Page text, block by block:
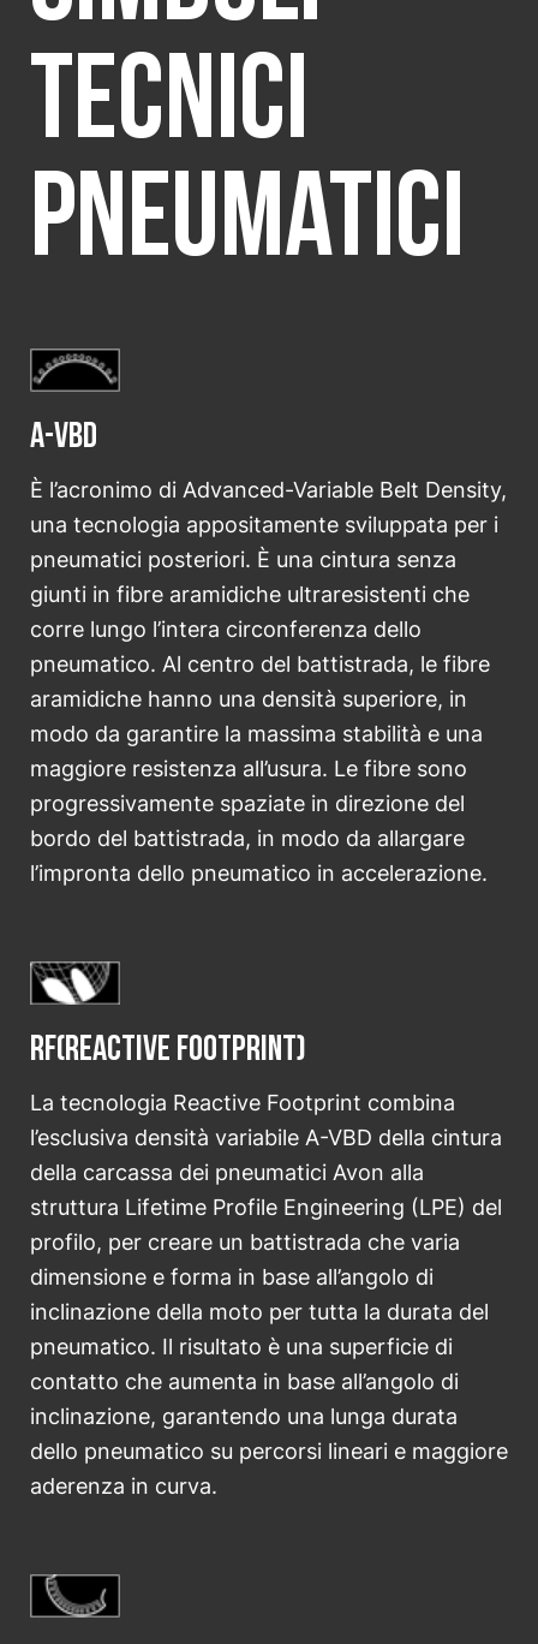
tecnici
pneumatici
A-VBD
È l’acronimo di Advanced-Variable Belt Density,
una tecnologia appositamente sviluppata per i
pneumatici posteriori. È una cintura senza
giunti in fibre aramidiche ultraresistenti che
corre lungo l’intera circonferenza dello
pneumatico. Al centro del battistrada, le fibre
aramidiche hanno una densità superiore, in
modo da garantire la massima stabilità e una
maggiore resistenza all’usura. Le fibre sono
progressivamente spaziate in direzione del
bordo del battistrada, in modo da allargare
l’impronta dello pneumatico in accelerazione.
RF(Reactive Footprint)
La tecnologia Reactive Footprint combina
l’esclusiva densità variabile A-VBD della cintura
della carcassa dei pneumatici Avon alla
struttura Lifetime Profile Engineering (LPE) del
profilo, per creare un battistrada che varia
dimensione e forma in base all’angolo di
inclinazione della moto per tutta la durata del
pneumatico. Il risultato è una superficie di
contatto che aumenta in base all’angolo di
inclinazione, garantendo una lunga durata
dello pneumatico su percorsi lineari e maggiore
aderenza in curva.